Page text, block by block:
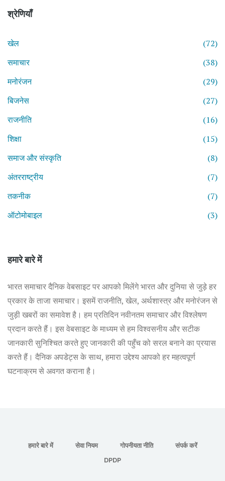
श्रेणियाँ
खेल
(72)
समाचार
(38)
मनोरंजन
(29)
बिजनेस
(27)
राजनीति
(16)
शिक्षा
(15)
समाज और संस्कृति
(8)
अंतरराष्ट्रीय
(7)
तकनीक
(7)
ऑटोमोबाइल
(3)
हमारे बारे में
भारत समाचार दैनिक वेबसाइट पर आपको मिलेंगे भारत और दुनिया से जुड़े हर
प्रकार के ताजा समाचार। इसमें राजनीति, खेल, अर्थशास्त्र और मनोरंजन से
जुड़ी खबरों का समावेश है। हम प्रतिदिन नवीनतम समाचार और विश्लेषण
प्रदान करते हैं। इस वेबसाइट के माध्यम से हम विश्वसनीय और सटीक
जानकारी सुनिश्चित करते हुए जानकारी की पहुँच को सरल बनाने का प्रयास
करते हैं। दैनिक अपडेट्स के साथ, हमारा उद्देश्य आपको हर महत्वपूर्ण
घटनाक्रम से अवगत कराना है।
हमारे बारे में सेवा नियम गोपनीयता नीति
संपर्क करें
DPDP